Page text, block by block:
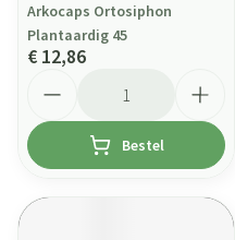
Arkocaps Ortosiphon
Plantaardig 45
€ 12,86
Bestel